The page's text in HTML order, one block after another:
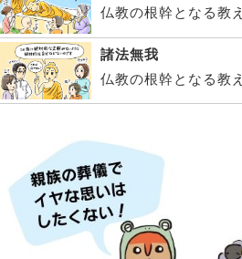
仏教の根幹となる教え
諸法無我
仏教の根幹となる教え